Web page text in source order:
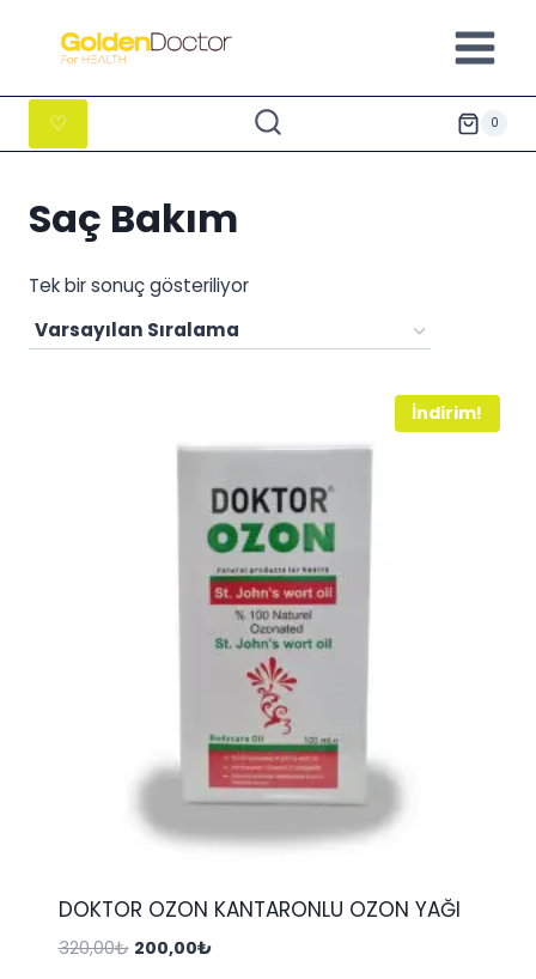
♡ 0
Saç Bakım
Tek bir sonuç gösteriliyor
İndirim!
DOKTOR OZON KANTARONLU OZON YAĞI
320,00₺ Orijinal
200,00₺Şu